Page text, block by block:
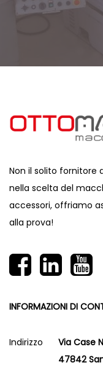
Non il solito fornitore
nella scelta del
accessori, offriamo
alla prova!
INFORMAZIONI DI
Indirizzo
Via Case
47842